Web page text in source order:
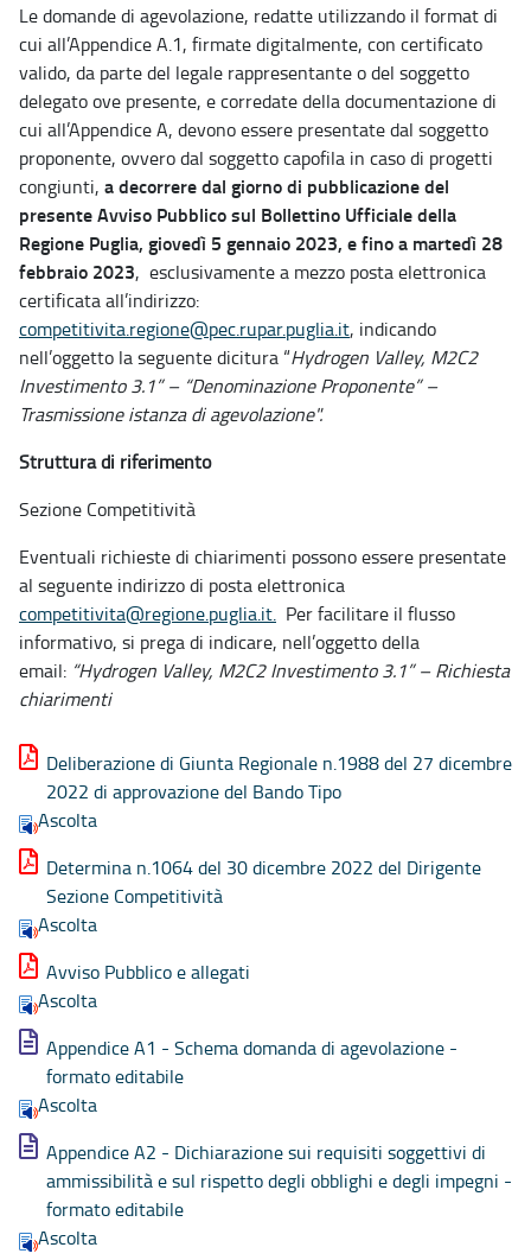
Le domande di agevolazione, redatte utilizzando il format di
cui all’Appendice A.1, firmate digitalmente, con certificato
valido, da parte del legale rappresentante o del soggetto
delegato ove presente, e corredate della documentazione di
cui all’Appendice A, devono essere presentate dal soggetto
proponente, ovvero dal soggetto capofila in caso di progetti
congiunti, a decorrere dal giorno di pubblicazione del
presente Avviso Pubblico sul Bollettino Ufficiale della
Regione Puglia, giovedì 5 gennaio 2023, e fino a martedì 28
febbraio 2023, esclusivamente a mezzo posta elettronica
certificata all’indirizzo:
competitivita.regione@pec.rupar.puglia.it, indicando
nell’oggetto la seguente dicitura “Hydrogen Valley, M2C2
Investimento 3.1” – “Denominazione Proponente” –
Trasmissione istanza di agevolazione".
Struttura di riferimento
Sezione Competitività
Eventuali richieste di chiarimenti possono essere presentate
al seguente indirizzo di posta elettronica
competitivita@regione.puglia.it. Per facilitare il flusso
informativo, si prega di indicare, nell’oggetto della
email: “Hydrogen Valley, M2C2 Investimento 3.1” – Richiesta
chiarimenti
Deliberazione di Giunta Regionale n.1988 del 27 dicembre
2022 di approvazione del Bando Tipo
Ascolta
Determina n.1064 del 30 dicembre 2022 del Dirigente
Sezione Competitività
Ascolta
Avviso Pubblico e allegati
Ascolta
Appendice A1 - Schema domanda di agevolazione -
formato editabile
Ascolta
Appendice A2 - Dichiarazione sui requisiti soggettivi di
ammissibilità e sul rispetto degli obblighi e degli impegni -
formato editabile
Ascolta